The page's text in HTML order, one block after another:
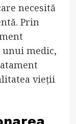
necesită
Prin
medic,
vieții